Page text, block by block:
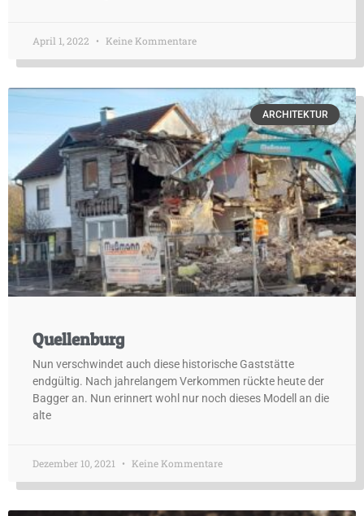
April 1, 2022 Keine Kommentare
ARCHITEKTUR
Quellenburg
Nun verschwindet auch diese historische Gaststätte
endgültig. Nach jahrelangem Verkommen rückte heute der
Bagger an. Nun erinnert wohl nur noch dieses Modell an die
alte
Dezember 10, 2021 Keine Kommentare